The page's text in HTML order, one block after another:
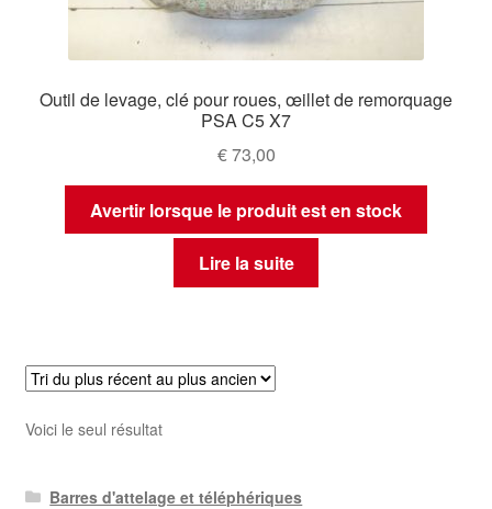
Outil de levage, clé pour roues, œillet de remorquage
PSA C5 X7
€73,00
Avertir lorsque le produit est en stock
Lire la suite
Voici le seul résultat
Barres d'attelage et téléphériques